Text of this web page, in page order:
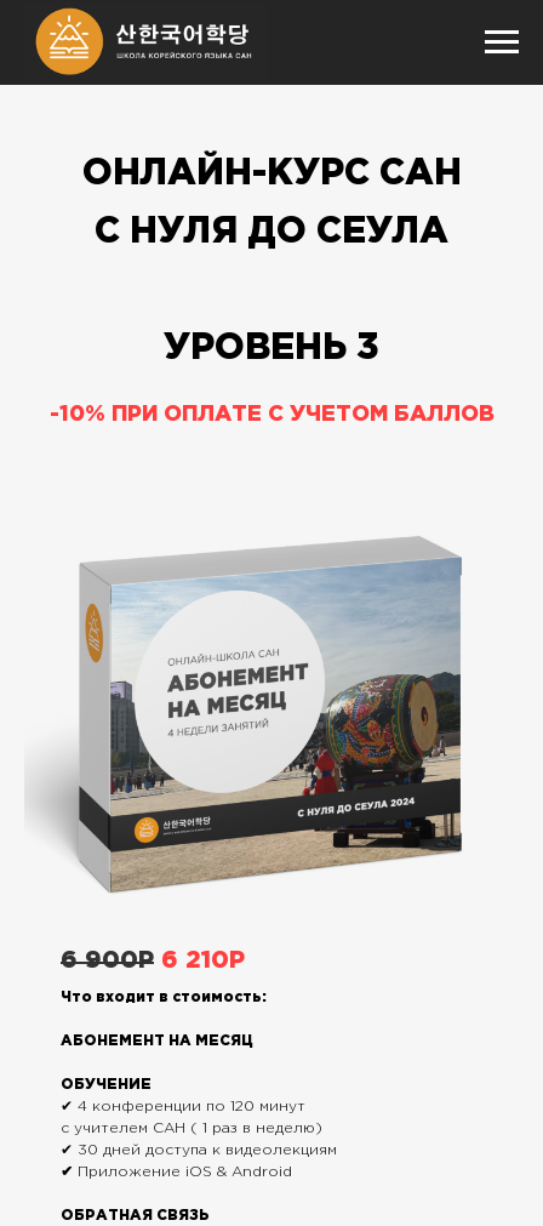
ОНЛАЙН-КУРС САН
С НУЛЯ ДО СЕУЛА
УРОВЕНЬ 3
-10% ПРИ ОПЛАТЕ С УЧЕТОМ БАЛЛОВ
6 900P 6 210Р
Что входит в стоимость:
АБОНЕМЕНТ НА МЕСЯЦ
ОБУЧЕНИЕ
✔ 4 конференции по 120 минут
с учителем САН ( 1 раз в неделю)
✔ 30 дней доступа к видеолекциям
✔ Приложение iOS & Android
ОБРАТНАЯ СВЯЗЬ